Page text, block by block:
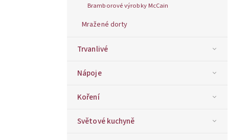
Bramborové výrobky McCain
Mražené dorty
Trvanlivé
Nápoje
Koření
Světové kuchyně